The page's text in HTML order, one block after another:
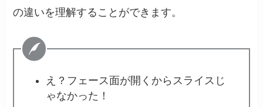
の違いを理解することができます。
え？フェース面が開くからスライスじ
ゃなかった！